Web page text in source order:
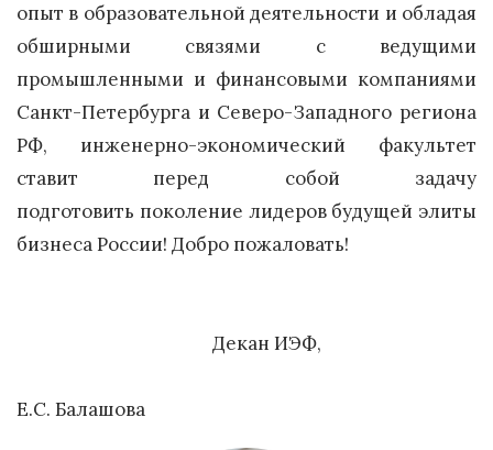
опыт в образовательной деятельности и обладая
обширными связями с ведущими
промышленными и финансовыми компаниями
Санкт-Петербурга и Северо-Западного региона
РФ, инженерно-экономический факультет
ставит перед собой задачу
подготовить поколение лидеров будущей элиты
бизнеса России! Добро пожаловать!
Декан ИЭФ,
Е.С. Балашова